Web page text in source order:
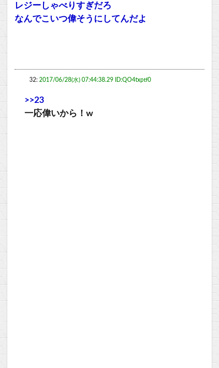
レジーしゃべりすぎだろ
なんでこいつ偉そうにしてんだよ
32: 2017/06/28(水) 07:44:38.29 ID:QO4txptf0
>>23
一応偉いから！w